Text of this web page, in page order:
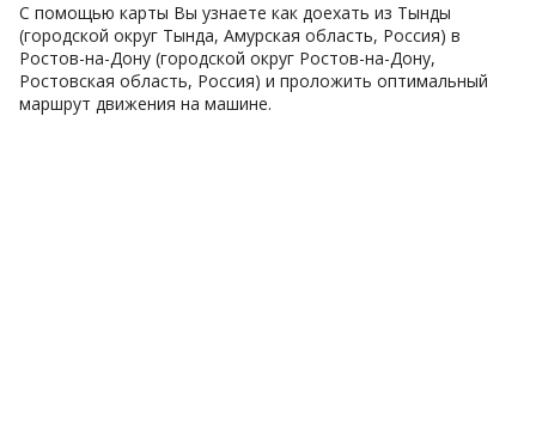
С помощью карты Вы узнаете как доехать из Тынды
(городской округ Тында, Амурская область, Россия) в
Ростов-на-Дону (городской округ Ростов-на-Дону,
Ростовская область, Россия) и проложить оптимальный
маршрут движения на машине.